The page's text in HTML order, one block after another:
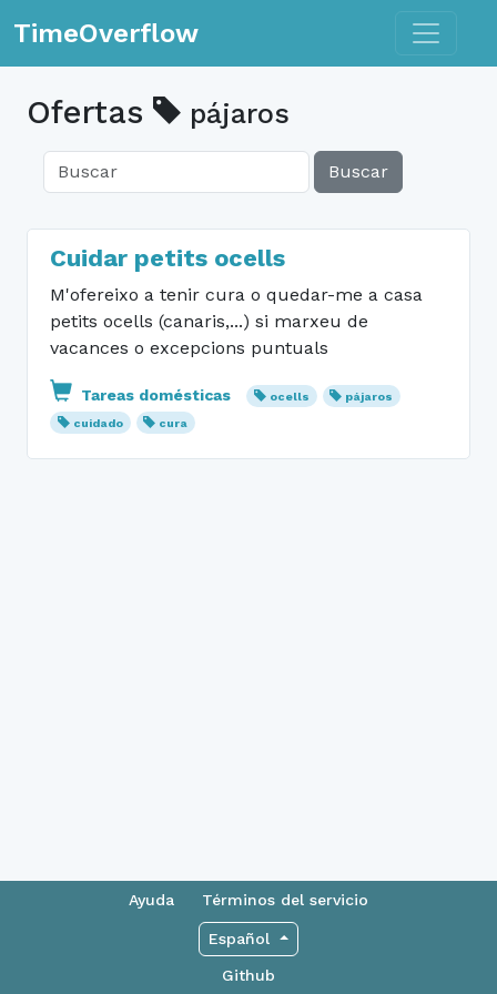
TimeOverflow Toggle
Ofertas pájaros
Buscar
Cuidar petits ocells
M'ofereixo a tenir cura o quedar-me a casa
petits ocells (canaris,...) si marxeu de
vacances o excepcions puntuals
Tareas domésticas ocells
pájaros
cuidado
cura
Ayuda Términos del servicio
Español
Github